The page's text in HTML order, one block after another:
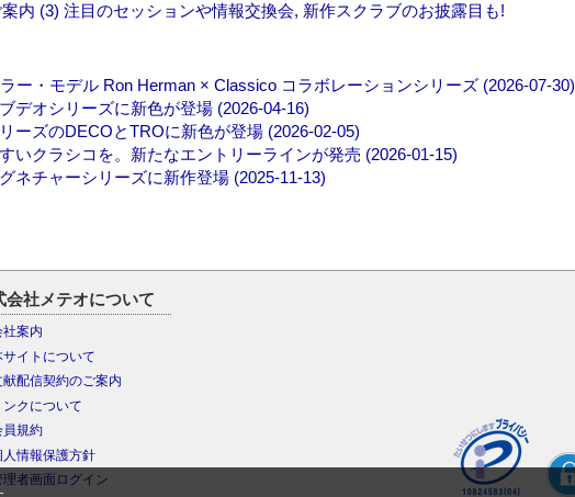
内 (3) 注目のセッションや情報交換会, 新作スクラブのお披露目も!
ー・モデル Ron Herman × Classico コラボレーションシリーズ (2026-07-30)
デオシリーズに新色が登場 (2026-04-16)
ーズのDECOとTROに新色が登場 (2026-02-05)
いクラシコを。新たなエントリーラインが発売 (2026-01-15)
ネチャーシリーズに新作登場 (2025-11-13)
会社メテオについて
社案内
サイトについて
献配信契約のご案内
ンクについて
員規約
人情報保護方針
理者画面ログイン